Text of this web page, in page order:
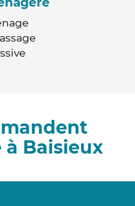
à Baisieux